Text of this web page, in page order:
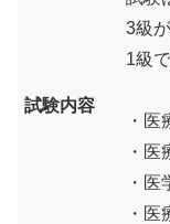
試験内容
3級
1級
・医
・
・
・医